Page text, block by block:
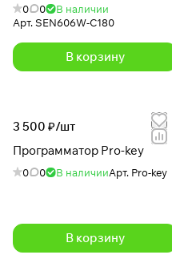
0 0
В наличии
Арт.SEN606W-С180
В корзину
3 500 ₽/шт
Программатор Pro-key
0 0 В наличииАрт. Pro-key
В корзину